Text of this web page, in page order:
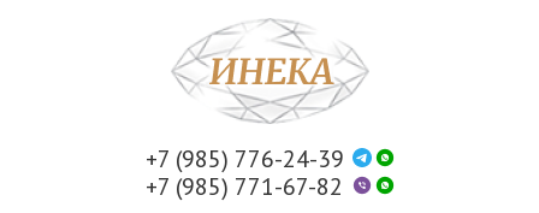
+7 (985) 776-24-39
+7 (985) 771-67-82